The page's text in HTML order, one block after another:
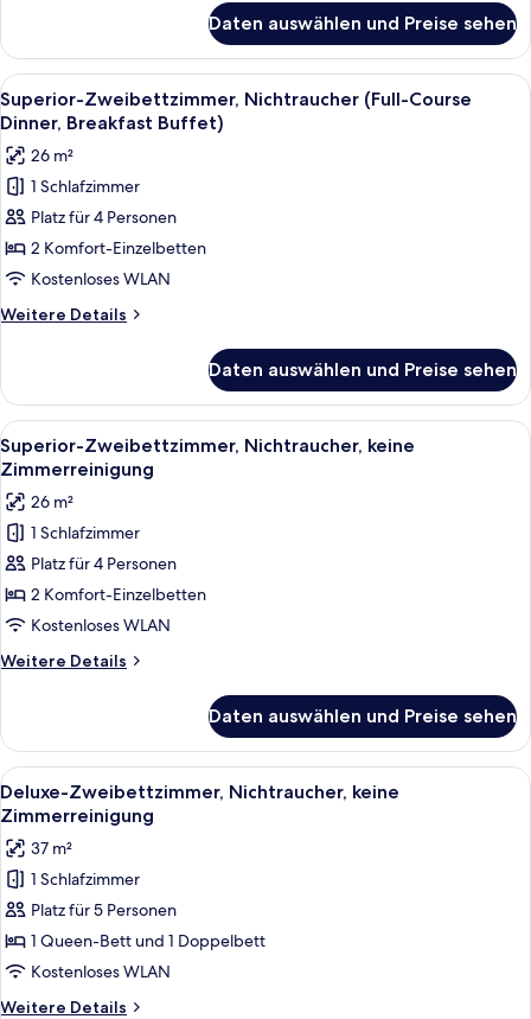
anzeigen
Zweibettzimmer,
Nichtraucher
(Pasta
Dinner
Breakfast
Buffet)
Daten auswählen und Preise sehen
Alle
Fotos
für
Superior-
Zweibettzimmer,
Nichtraucher
(Full-
Course
Dinner,
Breakfast
anzeigen
Ein Hotelzimmer mit Bett, Nachttisch
5
Superior-Zweibettzimmer, Nichtraucher (Full-Course
Dinner, Breakfast Buffet)
26 m²
1 Schlafzimmer
Platz für 4 Personen
2 Komfort-Einzelbetten
Kostenloses WLAN
Weitere Details
Weitere
Zweibettzimmer,
Nichtraucher
(Full-
Course
Breakfast
Buffet)
Daten auswählen und Preise sehen
Alle
Fotos
für
Superior-
Zweibettzimmer,
Nichtraucher,
keine
Zimmerreinigung
anzeigen
Ein Hotelzimmer mit Bett, Nachttisch
6
Superior-Zweibettzimmer, Nichtraucher, keine
Zimmerreinigung
26 m²
1 Schlafzimmer
Platz für 4 Personen
2 Komfort-Einzelbetten
Kostenloses WLAN
Weitere Details
Weitere
Zweibettzimmer,
Nichtraucher,
keine
Zimmerreinigung
Daten auswählen und Preise sehen
Alle
Fotos
für
Deluxe-
Zweibettzimmer,
Nichtraucher,
keine
Zimmerreinigung
anzeigen
Ein Hotelzimmer mit einem großen
6
Deluxe-Zweibettzimmer, Nichtraucher, keine
Zimmerreinigung
37 m²
1 Schlafzimmer
Platz für 5 Personen
1 Queen-Bett und 1 Doppelbett
Kostenloses WLAN
Weitere Details
Weitere